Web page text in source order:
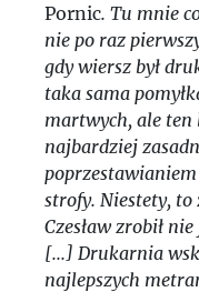
Pornic. Tu mnie
nie po raz
gdy wiersz był
taka sama
martwych, ale ten
najbardziej
strofy. Niestety, to
Czesław zrobił
[...] Drukarnia
najlepszych